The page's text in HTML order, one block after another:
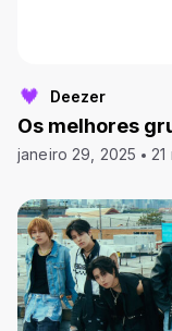
Deezer
Os melhores
janeiro 29, 2025